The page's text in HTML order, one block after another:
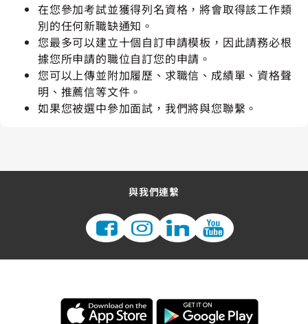
在您參加考試並獲得列名資格 ，將會取得該工作類
別的任何新職缺通知。
您最多可以建立十個自訂申請模板，因此請務必根
據您所申請的職位自訂您的申請。
您可以上傳並附加履歷、求職信、成績單、資格聲
明、推薦信等文件。
如果您被選中參加面試，我們將與您聯繫。
與我們連繫